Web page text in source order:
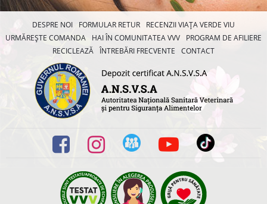
DESPRE NOI FORMULAR RETUR
RECENZII VIAȚA VERDE VIU
URMĂREȘTE COMANDA
HAI ÎN COMUNITATEA VVV
PROGRAM DE AFILIERE
RECICLEAZĂ ÎNTREBĂRI FRECVENTE CONTACT